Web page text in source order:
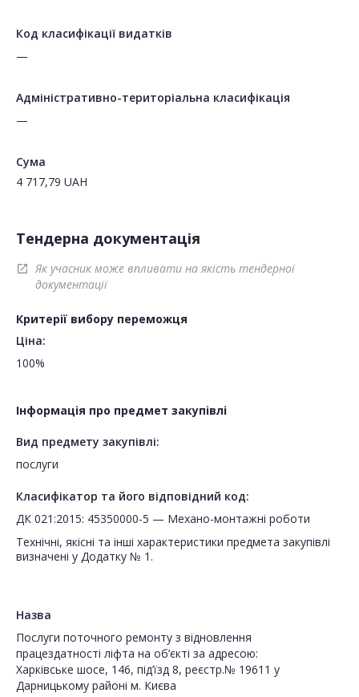
Код класифікації видатків
—
Адміністративно-територіальна класифікація
—
Сума
4 717,79 UAH
Тендерна документація
open_in_new
Як учасник може впливати на якість тендерної
документації
Критерії вибору переможця
Ціна:
100%
Інформація про предмет закупівлі
Вид предмету закупівлі:
послуги
Класифікатор та його відповідний код:
ДК 021:2015: 45350000-5 — Механо-монтажні роботи
Технічні, якісні та інші характеристики предмета закупівлі
визначені у Додатку № 1.
Назва
Послуги поточного ремонту з відновлення
працездатності ліфта на об’єкті за адресою:
Харківське шосе, 146, під’їзд 8, реєстр.№ 19611 у
Дарницькому районі м. Києва